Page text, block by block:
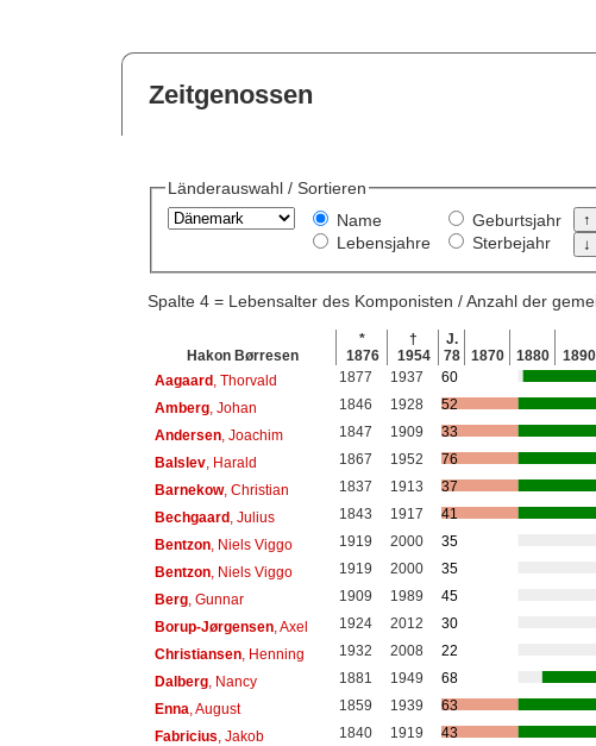
Zeitgenossen
Länderauswahl / Sortieren
Name
Lebensjahre
Geburtsjahr
Sterbejahr
Spalte 4 = Lebensalter des Komponisten / Anzahl der
Hakon Børresen
*
1876
†
1954
J.
78
1870 1880 1890
Aagaard, Thorvald 1877 1937
60
Amberg, Johan 1846 1928
52
Andersen, Joachim 1847 1909
33
Balslev, Harald 1867 1952
76
Barnekow, Christian 1837 1913
37
Bechgaard, Julius 1843 1917
41
Bentzon, Niels Viggo 1919 2000
35
Bentzon, Niels Viggo 1919 2000
35
Berg, Gunnar 1909 1989
45
Borup-Jørgensen, Axel 1924 2012
30
Christiansen, Henning 1932 2008
22
Dalberg, Nancy 1881 1949
68
Enna , August 1859 1939
63
Fabricius , Jakob 1840 1919
43